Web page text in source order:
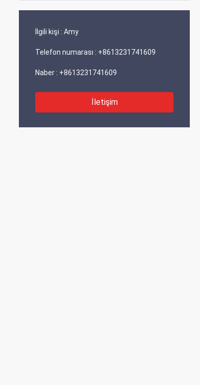
İlgili kişi : Amy
Telefon numarası : +8613231741609
Naber : +8613231741609
İletişim